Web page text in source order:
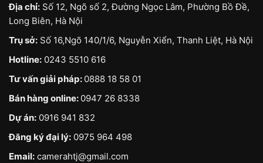
Địa chỉ: Số 12, Ngõ số 2, Đường Ngọc Lâm, Phường Bồ Đề,
Long Biên, Hà Nội
Trụ sở: Số 16,Ngõ 140/1/6, Nguyễn Xiển, Thanh Liệt, Hà Nội
Hotline: 0243 5510 616
Tư vấn giải pháp: 0888 18 58 01
Bán hàng online: 0947 26 8338
Dự án: 0916 941 832
Đăng ký đại lý: 0975 964 498
Email: camerahtj@gmail.com